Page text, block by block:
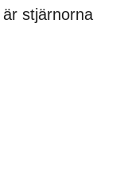
stjärnorna